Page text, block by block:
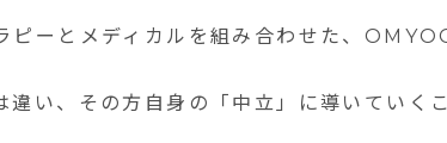
ーとメディカルを組み合わせた、
違い、その方自身の「中立」に導いていく